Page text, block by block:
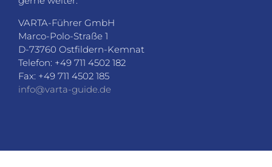
VARTA-Führer GmbH
Marco-Polo-Straße 1
D-73760 Ostfildern-Kemnat
Telefon: +49 711 4502 182
Fax: +49 711 4502 185
info@varta-guide.de